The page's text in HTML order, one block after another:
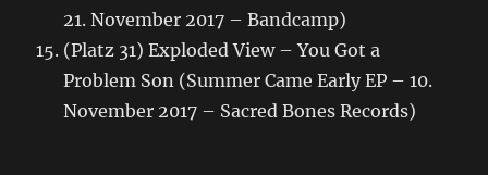
21. November 2017 – Bandcamp)
(Platz 31) Exploded View – You Got a
Problem Son (Summer Came Early EP – 10.
November 2017 – Sacred Bones Records)